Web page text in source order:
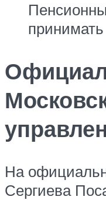
На
Сергиева